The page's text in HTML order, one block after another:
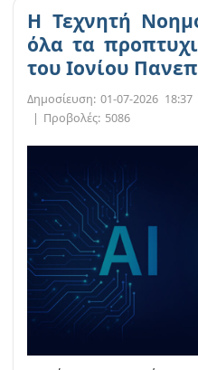
Η Τεχνητή
όλα τα
του Ιονίου
Δημοσίευση: 01-07-2026 18:37
| Προβολές: 5086